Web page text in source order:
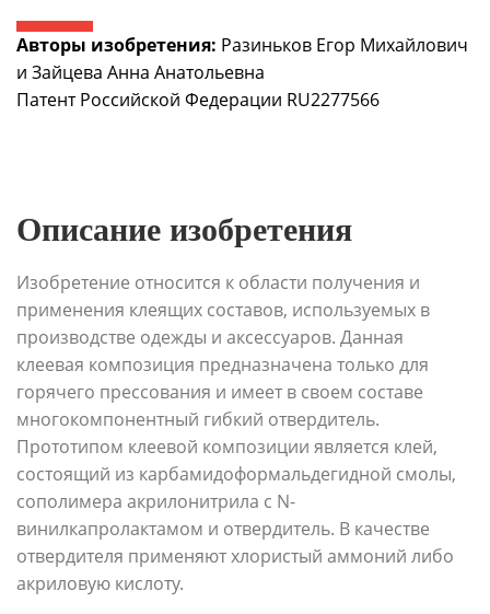
Авторы изобретения: Разиньков Егор Михайлович
и Зайцева Анна Анатольевна
Патент Российской Федерации RU2277566
Описание изобретения
Изобретение относится к области получения и
применения клеящих составов, используемых в
производстве одежды и аксессуаров. Данная
клеевая композиция предназначена только для
горячего прессования и имеет в своем составе
многокомпонентный гибкий отвердитель.
Прототипом клеевой композиции является клей,
состоящий из карбамидоформальдегидной смолы,
сополимера акрилонитрила с N-
винилкапролактамом и отвердитель. В качестве
отвердителя применяют хлористый аммоний либо
акриловую кислоту.